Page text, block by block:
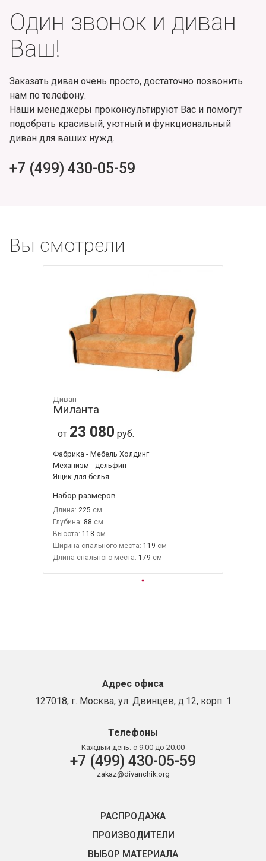
Один звонок и диван
Ваш!
Заказать диван очень просто, достаточно позвонить
нам по телефону.
Наши менеджеры проконсультируют Вас и помогут
подобрать красивый, уютный и функциональный
диван для ваших нужд.
+7 (499) 430-05-59
Вы смотрели
Диван
Миланта
от 23 080 руб.
Фабрика - Мебель Холдинг
Механизм - дельфин
Ящик для белья
Набор размеров
Длина: 225
Глубина: 88
Высота: 118
Ширина спального места: 119
Длина спального места: 179
Адрес офиса
127018, г. Москва, ул. Двинцев, д.12, корп. 1
Телефоны
Каждый день: с 9:00 до 20:00
+7 (499) 430-05-59
zakaz@divanchik.org
РАСПРОДАЖА
ПРОИЗВОДИТЕЛИ
ВЫБОР МАТЕРИАЛА